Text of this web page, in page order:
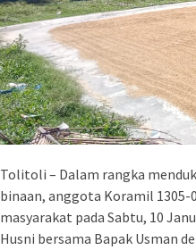
Tolitoli – Dalam rangka
binaan, anggota Koramil
masyarakat pada Sabtu, 10
Husni bersama Bapak Usman